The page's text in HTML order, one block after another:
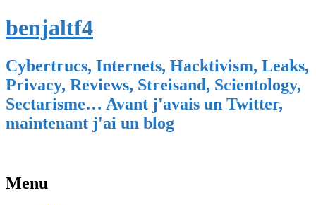
benjaltf4
Cybertrucs, Internets, Hacktivism, Leaks,
Privacy, Reviews, Streisand, Scientology,
Sectarisme… Avant j'avais un Twitter,
maintenant j'ai un blog
Menu